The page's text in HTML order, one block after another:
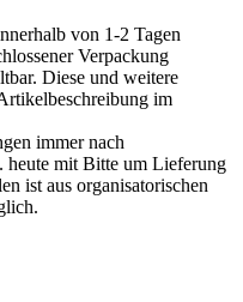
von 1-2 Tagen
Verpackung
Diese und weitere
im
immer nach
heute mit Bitte um Lieferung
ist aus organisatorischen